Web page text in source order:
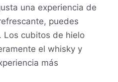
una experiencia de
puedes
Los cubitos de hielo
el whisky y
más